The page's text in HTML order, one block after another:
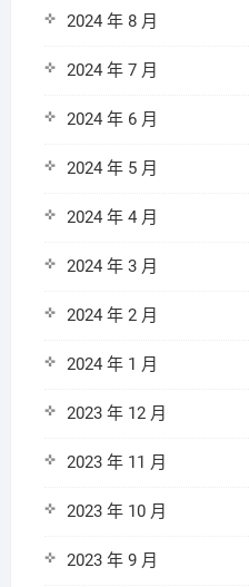
2024 年 8 月
2024 年 7 月
2024 年 6 月
2024 年 5 月
2024 年 4 月
2024 年 3 月
2024 年 2 月
2024 年 1 月
2023 年 12 月
2023 年 11 月
2023 年 10 月
2023 年 9 月